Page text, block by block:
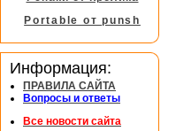
Portable от punsh
Информация:
ПРАВИЛА САЙТА
Вопросы и ответы
Все новости сайта